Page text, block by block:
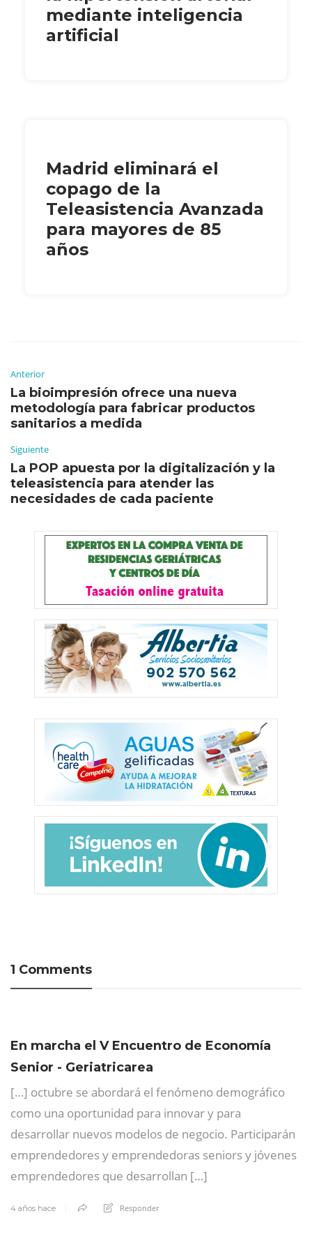
mediante inteligencia
artificial
Madrid eliminará el
copago de la
Teleasistencia Avanzada
para mayores de 85
años
Anterior
La bioimpresión ofrece una nueva
metodología para fabricar productos
sanitarios a medida
Siguiente
La POP apuesta por la digitalización y la
teleasistencia para atender las
necesidades de cada paciente
1 Comments
En marcha el V Encuentro de Economía
Senior - Geriatricarea
[…] octubre se abordará el fenómeno demográfico
como una oportunidad para innovar y para
desarrollar nuevos modelos de negocio. Participarán
emprendedores y emprendedoras seniors y jóvenes
emprendedores que desarrollan […]
4 años hace Responder